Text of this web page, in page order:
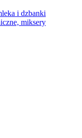
i dzbanki